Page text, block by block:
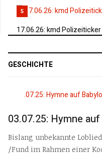
5
17.06.26: kmd Polizeiticker
GESCHICHTE
03.07.25: Hymne
Bislang unbekannte
/Fund im Rahmen einer